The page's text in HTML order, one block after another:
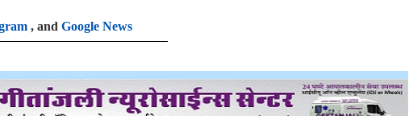
, and Google News